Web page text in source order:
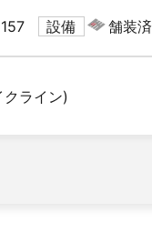
設備 舗装済
ライン)